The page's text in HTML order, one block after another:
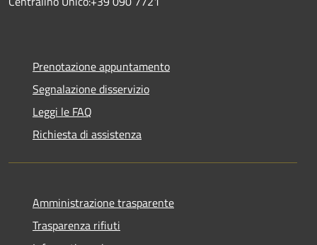
Prenotazione appuntamento
Segnalazione disservizio
Leggi le FAQ
Richiesta di assistenza
Amministrazione trasparente
Trasparenza rifiuti